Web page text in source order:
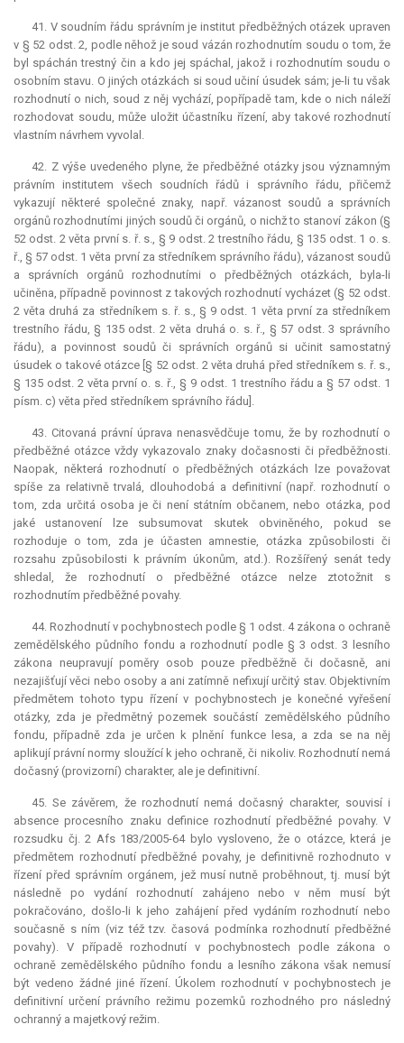
41. V soudním řádu správním je institut předběžných otázek upraven
v § 52 odst. 2, podle něhož je soud vázán rozhodnutím soudu o tom, že
byl spáchán trestný čin a kdo jej spáchal, jakož i rozhodnutím soudu o
osobním stavu. O jiných otázkách si soud učiní úsudek sám; je-li tu však
rozhodnutí o nich, soud z něj vychází, popřípadě tam, kde o nich náleží
rozhodovat soudu, může uložit účastníku řízení, aby takové rozhodnutí
vlastním návrhem vyvolal.
42. Z výše uvedeného plyne, že předběžné otázky jsou významným
právním institutem všech soudních řádů i správního řádu, přičemž
vykazují některé společné znaky, např. vázanost soudů a správních
orgánů rozhodnutími jiných soudů či orgánů, o nichž to stanoví zákon (§
52 odst. 2 věta první s. ř. s., § 9 odst. 2 trestního řádu, § 135 odst. 1 o. s.
ř., § 57 odst. 1 věta první za středníkem správního řádu), vázanost soudů
a správních orgánů rozhodnutími o předběžných otázkách, byla-li
učiněna, případně povinnost z takových rozhodnutí vycházet (§ 52 odst.
2 věta druhá za středníkem s. ř. s., § 9 odst. 1 věta první za středníkem
trestního řádu, § 135 odst. 2 věta druhá o. s. ř., § 57 odst. 3 správního
řádu), a povinnost soudů či správních orgánů si učinit samostatný
úsudek o takové otázce [§ 52 odst. 2 věta druhá před středníkem s. ř. s.,
§ 135 odst. 2 věta první o. s. ř., § 9 odst. 1 trestního řádu a § 57 odst. 1
písm. c) věta před středníkem správního řádu].
43. Citovaná právní úprava nenasvědčuje tomu, že by rozhodnutí o
předběžné otázce vždy vykazovalo znaky dočasnosti či předběžnosti.
Naopak, některá rozhodnutí o předběžných otázkách lze považovat
spíše za relativně trvalá, dlouhodobá a definitivní (např. rozhodnutí o
tom, zda určitá osoba je či není státním občanem, nebo otázka, pod
jaké ustanovení lze subsumovat skutek obviněného, pokud se
rozhoduje o tom, zda je účasten amnestie, otázka způsobilosti či
rozsahu způsobilosti k právním úkonům, atd.). Rozšířený senát tedy
shledal, že rozhodnutí o předběžné otázce nelze ztotožnit s
rozhodnutím předběžné povahy.
44. Rozhodnutí v pochybnostech podle § 1 odst. 4 zákona o ochraně
zemědělského půdního fondu a rozhodnutí podle § 3 odst. 3 lesního
zákona neupravují poměry osob pouze předběžně či dočasně, ani
nezajišťují věci nebo osoby a ani zatímně nefixují určitý stav. Objektivním
předmětem tohoto typu řízení v pochybnostech je konečné vyřešení
otázky, zda je předmětný pozemek součástí zemědělského půdního
fondu, případně zda je určen k plnění funkce lesa, a zda se na něj
aplikují právní normy sloužící k jeho ochraně, či nikoliv. Rozhodnutí nemá
dočasný (provizorní) charakter, ale je definitivní.
45. Se závěrem, že rozhodnutí nemá dočasný charakter, souvisí i
absence procesního znaku definice rozhodnutí předběžné povahy. V
rozsudku čj. 2 Afs 183/2005-64 bylo vysloveno, že o otázce, která je
předmětem rozhodnutí předběžné povahy, je definitivně rozhodnuto v
řízení před správním orgánem, jež musí nutně proběhnout, tj. musí být
následně po vydání rozhodnutí zahájeno nebo v něm musí být
pokračováno, došlo-li k jeho zahájení před vydáním rozhodnutí nebo
současně s ním (viz též tzv. časová podmínka rozhodnutí předběžné
povahy). V případě rozhodnutí v pochybnostech podle zákona o
ochraně zemědělského půdního fondu a lesního zákona však nemusí
být vedeno žádné jiné řízení. Úkolem rozhodnutí v pochybnostech je
definitivní určení právního režimu pozemků rozhodného pro následný
ochranný a majetkový režim.